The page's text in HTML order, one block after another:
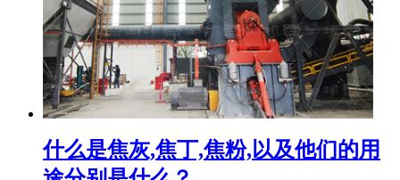
什么是焦灰,焦丁,焦粉,以及他们的用